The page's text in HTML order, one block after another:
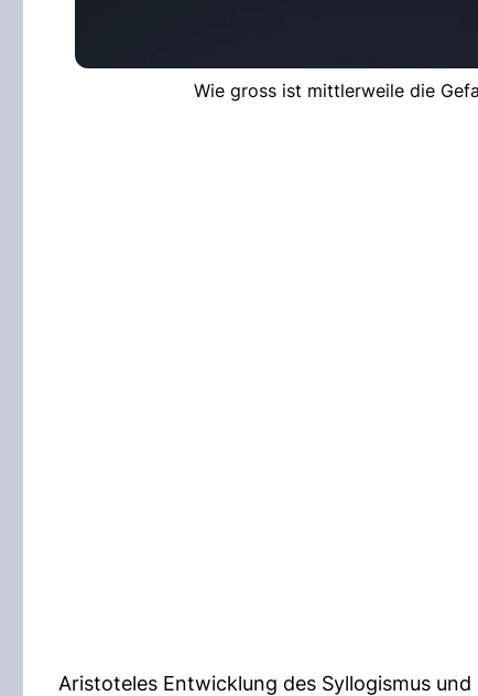
Wie gross ist mittlerweile die
Aristoteles Entwicklung des Syllogismus